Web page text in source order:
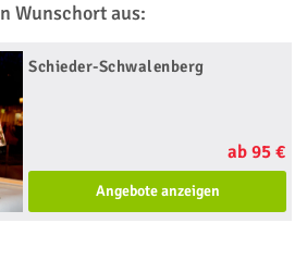
Wunschort aus:
Schieder-Schwalenberg
ab 95 €
Angebote anzeigen